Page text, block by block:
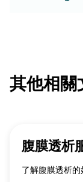
其他相關
腹膜透析
了解腹膜透析的